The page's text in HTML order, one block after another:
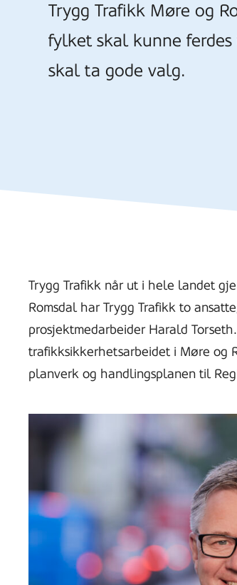
Trygg Trafikk Møre og
fylket skal kunne
skal ta gode valg.
Trygg Trafikk når ut i hele landet
Romsdal har Trygg Trafikk to
prosjektmedarbeider Harald
trafikksikkerhetsarbeidet i Møre og
planverk og handlingsplanen til